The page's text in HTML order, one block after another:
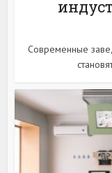
Современные